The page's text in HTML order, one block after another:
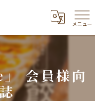
メニュー
会員様向